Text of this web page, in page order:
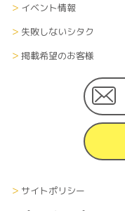
イベント情報
失敗しないシタク
掲載希望のお客様
サイトポリシー